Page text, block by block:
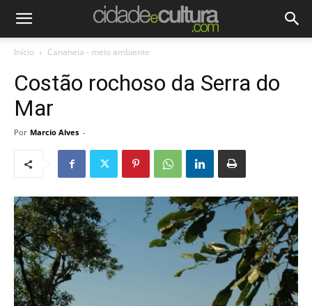
Início Cananeia - meio ambiente
Costão rochoso da Serra do
Mar
Por Marcio Alves -